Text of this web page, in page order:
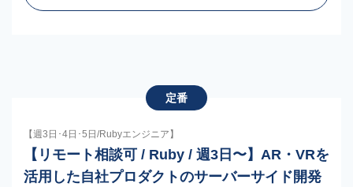
定番
【週3日･4日･5日/Rubyエンジニア】
【リモート相談可 / Ruby / 週3日〜】AR・VRを
活用した自社プロダクトのサーバーサイド開発